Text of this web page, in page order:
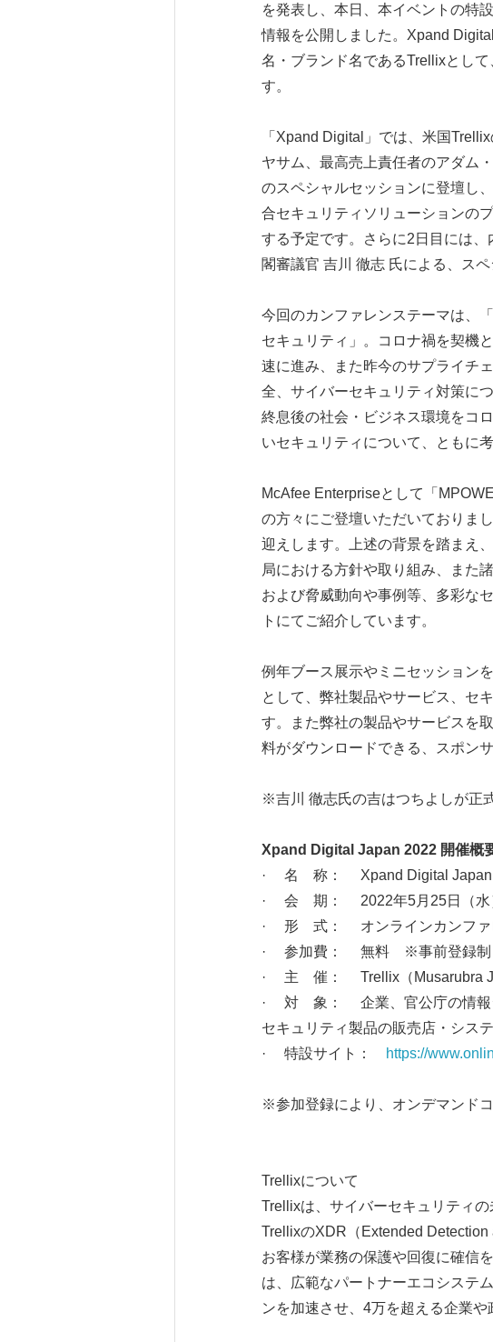
を発表し、本日、本イベントの特
情報を公開しました。Xpand
名・ブランド名であるTrellixとし
す。
「Xpand Digital」では、米国
ヤサム、最高売上責任者のアダム
のスペシャルセッションに登壇し
合セキュリティソリューションの
する予定です。さらに2日目には
閣審議官 吉川 徹志 氏による、ス
今回のカンファレンステーマは、
セキュリティ」。コロナ禍を契機
速に進み、また昨今のサプライチ
全、サイバーセキュリティ対策に
終息後の社会・ビジネス環境をコ
いセキュリティについて、ともに
McAfee Enterpriseとして「
の方々にご登壇いただいておりま
迎えします。上述の背景を踏まえ
局における方針や取り組み、また
および脅威動向や事例等、多彩な
トにてご紹介しています。
例年ブース展示やミニセッション
として、弊社製品やサービス、セ
す。また弊社の製品やサービスを
料がダウンロードできる、スポン
※吉川 徹志氏の吉はつちよしが正
Xpand Digital Japan 2022 開催概
· 名 称： Xpand Digital Japan（
· 会 期： 2022年5月25日（水
· 形 式： オンラインカンファ
· 参加費： 無料 ※事前登録制
· 主 催： Trellix（Musarubra
· 対 象： 企業、官公庁の情報シ
セキュリティ製品の販売店・シス
· 特設サイト：
https://
※参加登録により、オンデマンド
Trellixについて
Trellixは、サイバーセキュリティ
TrellixのXDR（Extended
お客様が業務の保護や回復に確信
は、広範なパートナーエコシステ
ンを加速させ、4万を超える企業や